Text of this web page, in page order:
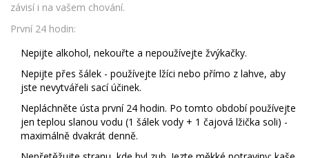
závisí i na vašem chování.
První 24 hodin:
Nepijte alkohol, nekouřte a nepoužívejte žvýkačky.
Nepijte přes šálek - používejte lžíci nebo přímo z lahve, aby
jste nevytvářeli sací účinek.
Nepláchněte ústa první 24 hodin. Po tomto období používejte
jen teplou slanou vodu (1 šálek vody + 1 čajová lžička soli) -
maximálně dvakrát denně.